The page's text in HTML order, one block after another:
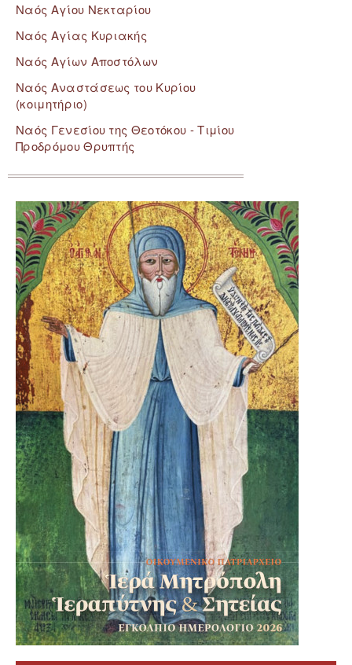
Ναός Αγίου Νεκταρίου
Ναός Αγίας Κυριακής
Ναός Αγίων Αποστόλων
Ναός Αναστάσεως του Κυρίου
(κοιμητήριο)
Ναός Γενεσίου της Θεοτόκου - Τιμίου
Προδρόμου Θρυπτής